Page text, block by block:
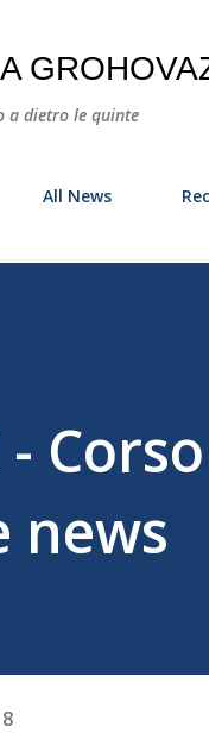
a dietro le quinte
All News
-
news